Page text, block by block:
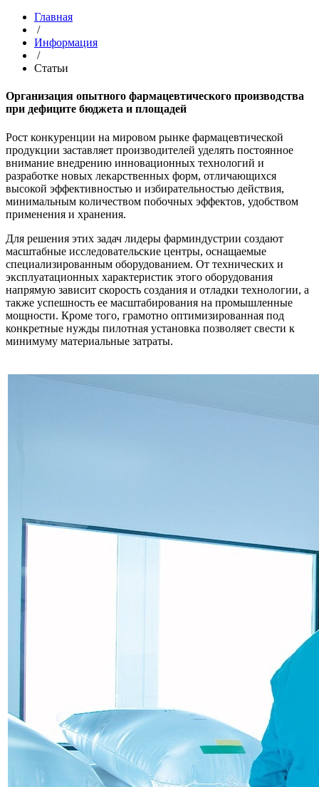
Главная
/
Информация
/
Статьи
Организация опытного фармацевтического производства
при дефиците бюджета и площадей
Рост конкуренции на мировом рынке фармацевтической
продукции заставляет производителей уделять постоянное
внимание внедрению инновационных технологий и
разработке новых лекарственных форм, отличающихся
высокой эффективностью и избирательностью действия,
минимальным количеством побочных эффектов, удобством
применения и хранения.
Для решения этих задач лидеры фарминдустрии создают
масштабные исследовательские центры, оснащаемые
специализированным оборудованием. От технических и
эксплуатационных характеристик этого оборудования
напрямую зависит скорость создания и отладки технологии, а
также успешность ее масштабирования на промышленные
мощности. Кроме того, грамотно оптимизированная под
конкретные нужды пилотная установка позволяет свести к
минимуму материальные затраты.